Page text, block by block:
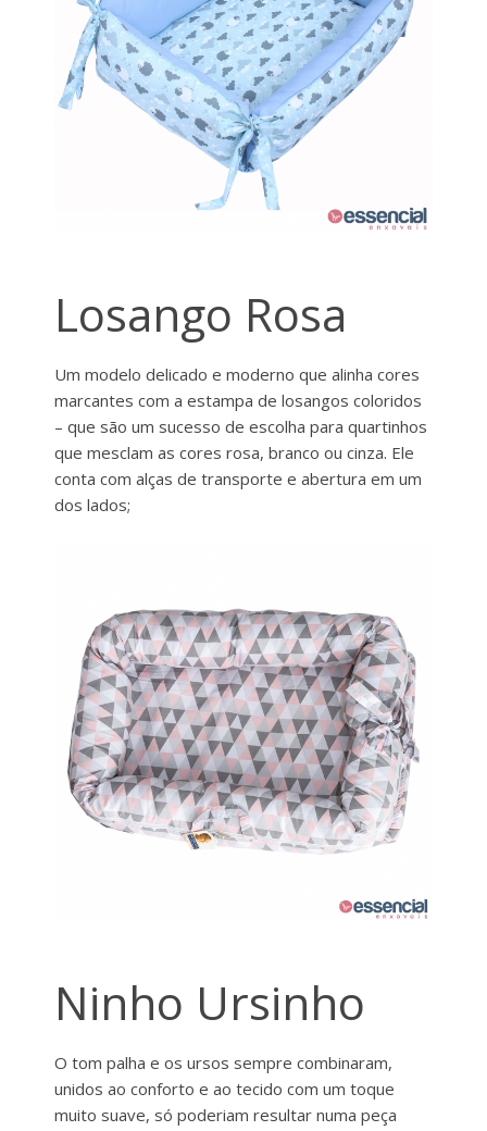
Losango Rosa
Um modelo delicado e moderno que alinha cores
marcantes com a estampa de losangos coloridos
– que são um sucesso de escolha para quartinhos
que mesclam as cores rosa, branco ou cinza. Ele
conta com alças de transporte e abertura em um
dos lados;
Ninho Ursinho
O tom palha e os ursos sempre combinaram,
unidos ao conforto e ao tecido com um toque
muito suave, só poderiam resultar numa peça